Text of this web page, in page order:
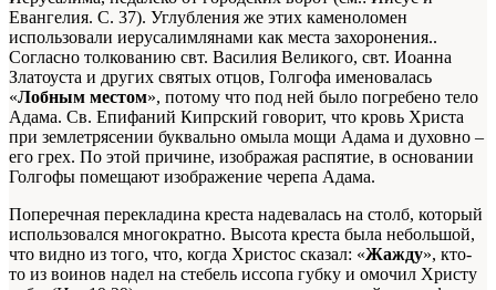
Евангелия. С. 37). Углубления же этих каменоломен
использовали иерусалимлянами как места захоронения..
Согласно толкованию свт. Василия Великого, свт. Иоанна
Златоуста и других святых отцов, Голгофа именовалась
«Лобным местом», потому что под ней было погребено тело
Адама. Св. Епифаний Кипрский говорит, что кровь Христа
при землетрясении буквально омыла мощи Адама и духовно –
его грех. По этой причине, изображая распятие, в основании
Голгофы помещают изображение черепа Адама.
Поперечная перекладина креста надевалась на столб, который
использовался многократно. Высота креста была небольшой,
что видно из того, что, когда Христос сказал: «Жажду», кто-
то из воинов надел на стебель иссопа губку и омочил Христу